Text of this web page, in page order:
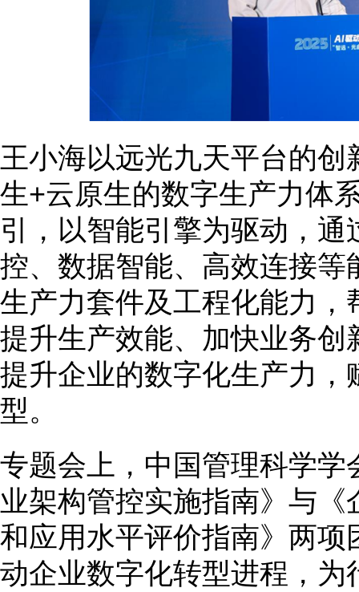
王小海以远光九天平台的
生+云原生的数字生产力体
引，以智能引擎为驱动，
控、数据智能、高效连接
生产力套件及工程化能力
提升生产效能、加快业务
提升企业的数字化生产力
型。
专题会上，中国管理科学
业架构管控实施指南》与
和应用水平评价指南》两
动企业数字化转型进程，